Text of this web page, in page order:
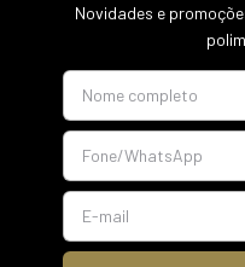
Novidades e